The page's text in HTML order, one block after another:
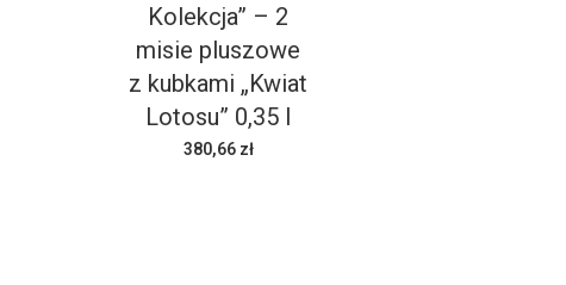
Kolekcja” – 2
misie pluszowe
z kubkami „Kwiat
Lotosu” 0,35 l
380,66 zł